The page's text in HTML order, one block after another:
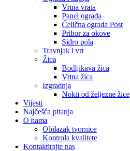
Vrtna vrata
Panel ograda
Čelična ograda Post
Pribor za okove
Sidro pola
Travnjak i vrt
Žica
Bodljikava žica
Vrtna žica
Izgradnja
Nokti od željezne žice
Vijesti
Najčešća pitanja
O nama
Obilazak tvornice
Kontrola kvalitete
Kontaktirajte nas